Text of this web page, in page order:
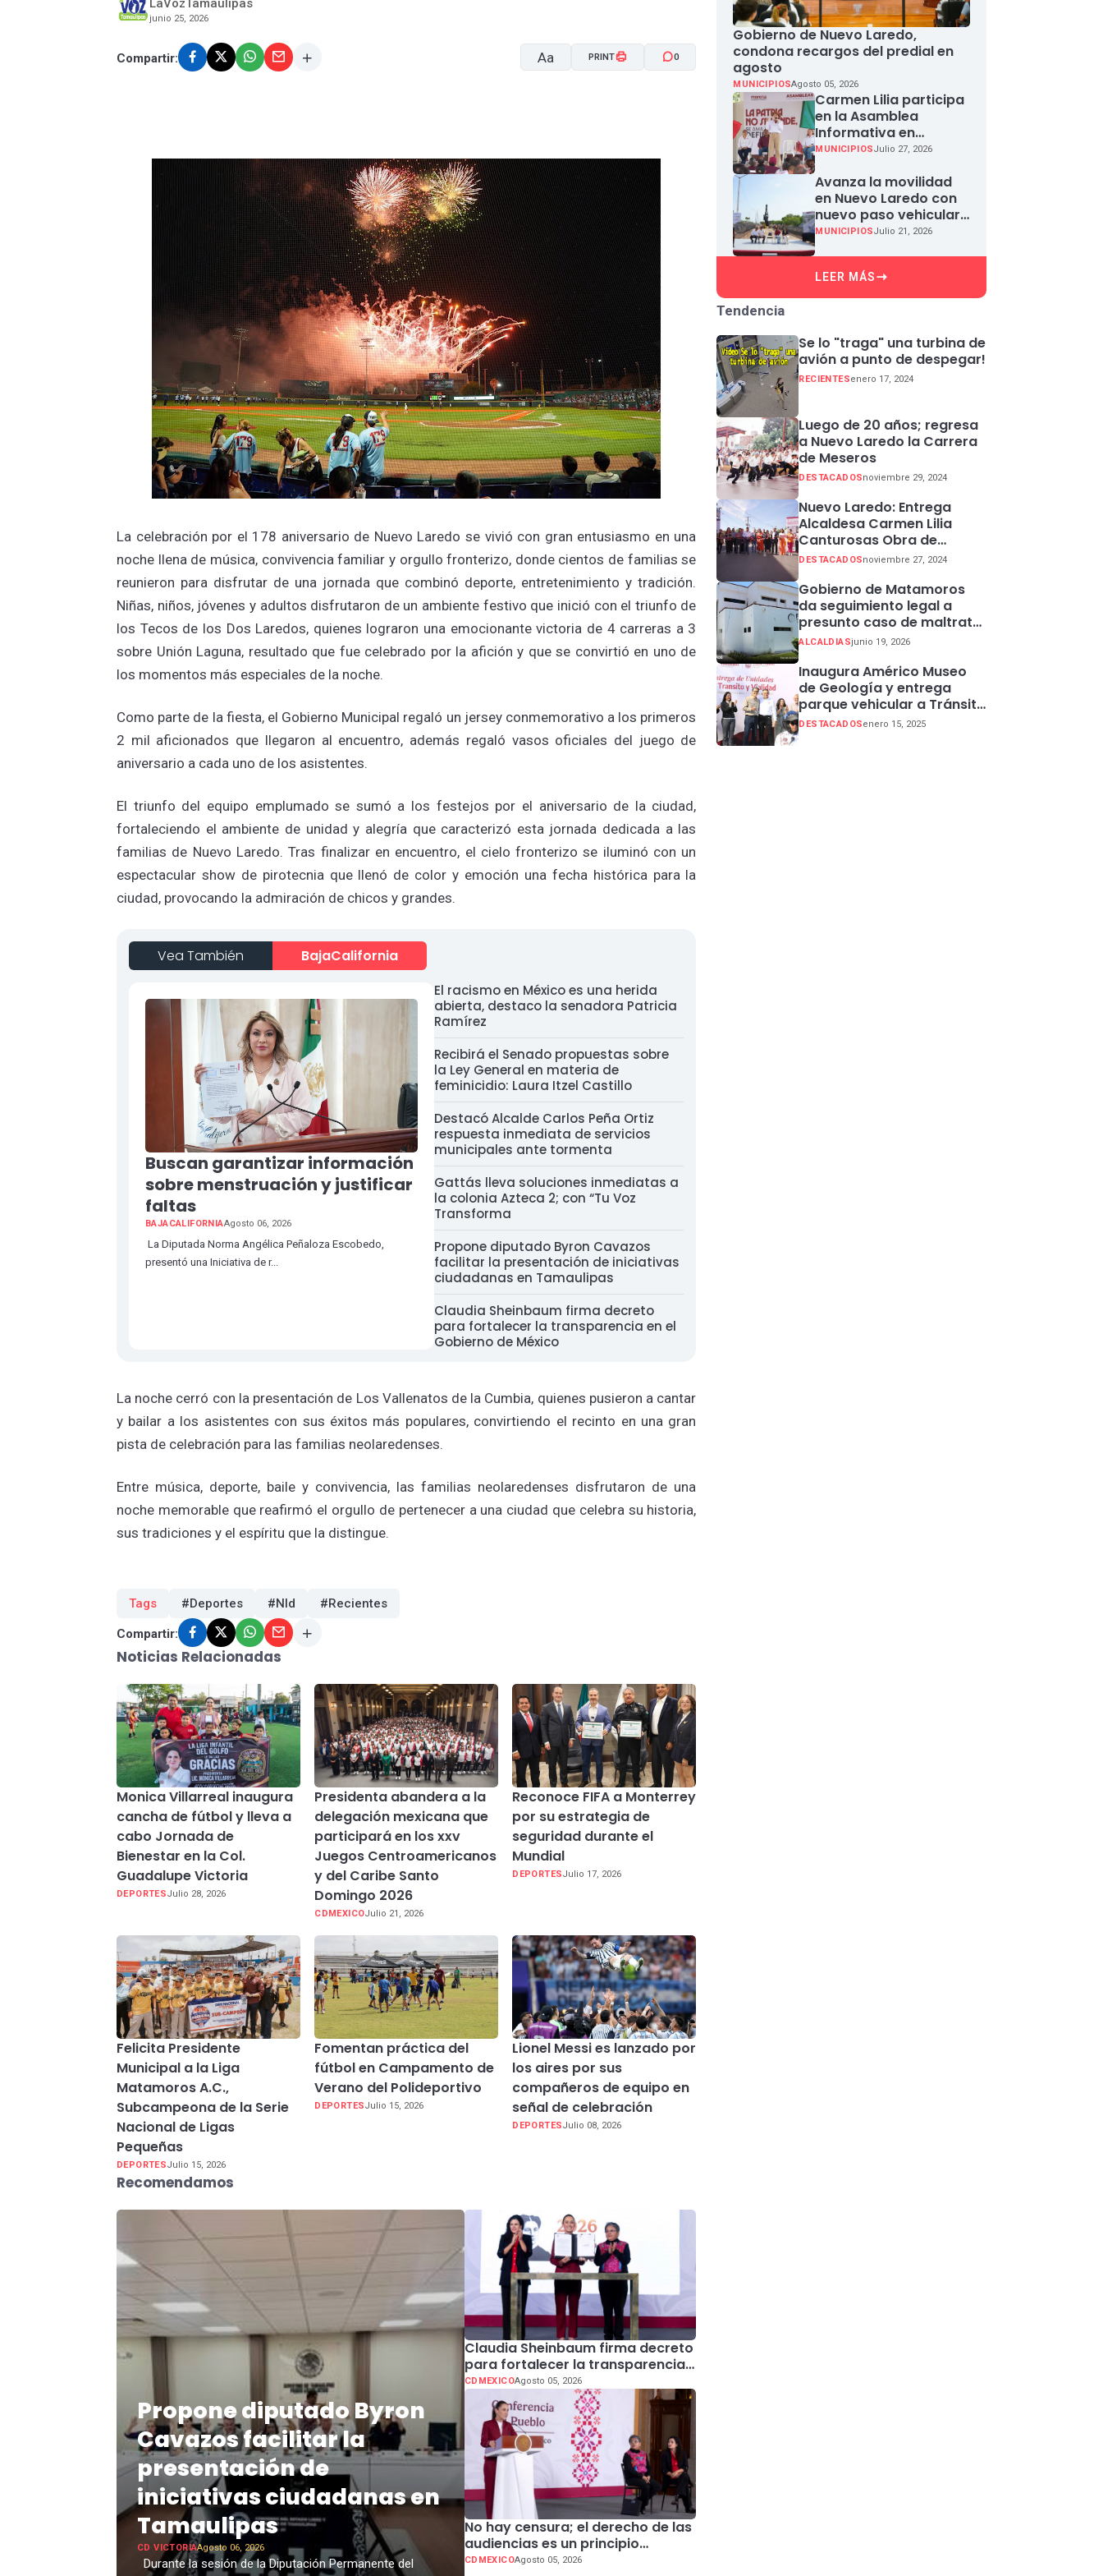
LaVozTamaulipas
junio 25, 2026
Compartir: Aa PRINT 0
La celebración por el 178 aniversario de Nuevo Laredo se vivió con gran entusiasmo en una
noche llena de música, convivencia familiar y orgullo fronterizo, donde cientos de familias se
reunieron para disfrutar de una jornada que combinó deporte, entretenimiento y tradición.
Niñas, niños, jóvenes y adultos disfrutaron de un ambiente festivo que inició con el triunfo de
los Tecos de los Dos Laredos, quienes lograron una emocionante victoria de 4 carreras a 3
sobre Unión Laguna, resultado que fue celebrado por la afición y que se convirtió en uno de
los momentos más especiales de la noche.
Como parte de la fiesta, el Gobierno Municipal regaló un jersey conmemorativo a los primeros
2 mil aficionados que llegaron al encuentro, además regaló vasos oficiales del juego de
aniversario a cada uno de los asistentes.
El triunfo del equipo emplumado se sumó a los festejos por el aniversario de la ciudad,
fortaleciendo el ambiente de unidad y alegría que caracterizó esta jornada dedicada a las
familias de Nuevo Laredo. Tras finalizar en encuentro, el cielo fronterizo se iluminó con un
espectacular show de pirotecnia que llenó de color y emoción una fecha histórica para la
ciudad, provocando la admiración de chicos y grandes.
Vea También BajaCalifornia
Buscan garantizar información
sobre menstruación y justificar
faltas
BAJACALIFORNIAAgosto 06, 2026
La Diputada Norma Angélica Peñaloza Escobedo,
presentó una Iniciativa de r...
El racismo en México es una herida
abierta, destaco la senadora Patricia
Ramírez
Recibirá el Senado propuestas sobre
la Ley General en materia de
feminicidio: Laura Itzel Castillo
Destacó Alcalde Carlos Peña Ortiz
respuesta inmediata de servicios
municipales ante tormenta
Gattás lleva soluciones inmediatas a
la colonia Azteca 2; con “Tu Voz
Transforma
Propone diputado Byron Cavazos
facilitar la presentación de iniciativas
ciudadanas en Tamaulipas
Claudia Sheinbaum firma decreto
para fortalecer la transparencia en el
Gobierno de México
La noche cerró con la presentación de Los Vallenatos de la Cumbia, quienes pusieron a cantar
y bailar a los asistentes con sus éxitos más populares, convirtiendo el recinto en una gran
pista de celebración para las familias neolaredenses.
Entre música, deporte, baile y convivencia, las familias neolaredenses disfrutaron de una
noche memorable que reafirmó el orgullo de pertenecer a una ciudad que celebra su historia,
sus tradiciones y el espíritu que la distingue.
Tags #Deportes #Nld #Recientes
Compartir:
Noticias Relacionadas
Monica Villarreal inaugura
cancha de fútbol y lleva a
cabo Jornada de
Bienestar en la Col.
Guadalupe Victoria
DEPORTESJulio 28, 2026
Presidenta abandera a la
delegación mexicana que
participará en los xxv
Juegos Centroamericanos
y del Caribe Santo
Domingo 2026
CDMEXICOJulio 21, 2026
Reconoce FIFA a Monterrey
por su estrategia de
seguridad durante el
Mundial
DEPORTESJulio 17, 2026
Felicita Presidente
Municipal a la Liga
Matamoros A.C.,
Subcampeona de la Serie
Nacional de Ligas
Pequeñas
DEPORTESJulio 15, 2026
Fomentan práctica del
fútbol en Campamento de
Verano del Polideportivo
DEPORTESJulio 15, 2026
Lionel Messi es lanzado por
los aires por sus
compañeros de equipo en
señal de celebración
DEPORTESJulio 08, 2026
Recomendamos
Propone diputado Byron
Cavazos facilitar la
presentación de
iniciativas ciudadanas en
Tamaulipas
CD VICTORIAAgosto 06, 2026
Durante la sesión de la Diputación Permanente del
Claudia Sheinbaum firma decreto
para fortalecer la transparencia
en el Gobierno de México
CDMEXICOAgosto 05, 2026
No hay censura; el derecho de las
audiencias es un principio
constitucional: presidenta
CDMEXICOAgosto 05, 2026
Gobierno de Nuevo Laredo,
condona recargos del predial en
agosto
MUNICIPIOSAgosto 05, 2026
Carmen Lilia participa
en la Asamblea
Informativa en
Defensa de la
Miguel Aleman
MUNICIPIOSJulio 27, 2026
Avanza la movilidad
en Nuevo Laredo con
nuevo paso vehicular
en Paseo Colón
MUNICIPIOSJulio 21, 2026
LEER MÁS
Tendencia
Se lo "traga" una turbina de
avión a punto de despegar!
RECIENTESenero 17, 2024
Luego de 20 años; regresa
a Nuevo Laredo la Carrera
de Meseros
DESTACADOSnoviembre 29, 2024
Nuevo Laredo: Entrega
Alcaldesa Carmen Lilia
Canturosas Obra de
Rehabilitación de Colector
DESTACADOSnoviembre 27, 2024
Gobierno de Matamoros
da seguimiento legal a
presunto caso de maltrato
animal
ALCALDIASjunio 19, 2026
Inaugura Américo Museo
de Geología y entrega
parque vehicular a Tránsito
en Ciudad Madero
DESTACADOSenero 15, 2025